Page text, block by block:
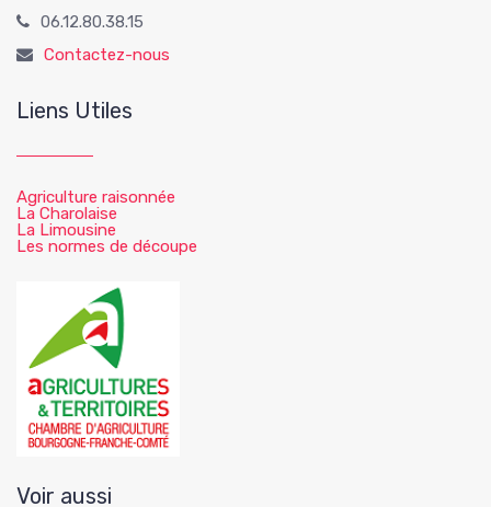
06.12.80.38.15
Contactez-nous
Liens Utiles
Agriculture raisonnée
La Charolaise
La Limousine
Les normes de découpe
Voir aussi